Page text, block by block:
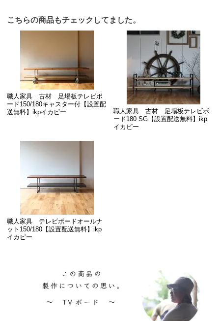
こちらの商品もチェックしてました。
職人家具 古材 足場板テレビボ
ード150/180キャスター付【設置配
送無料】ikpイカピー
職人家具 古材 足場板テレビボ
ード180 SG【設置配送無料】ikp
イカピー
職人家具 テレビボードオールナ
ット150/180【設置配送無料】ikp
イカピー